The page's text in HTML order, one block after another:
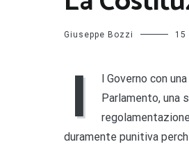
Giuseppe Bozzi 15
I l Governo con
Parlamento, una
duramente punitiva